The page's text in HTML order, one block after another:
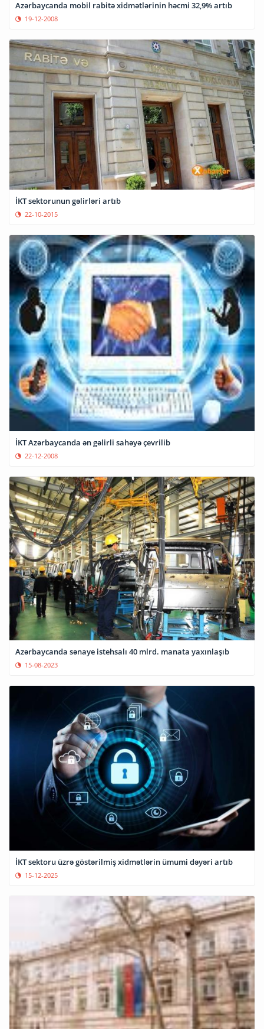
Azərbaycanda mobil rabitə xidmətlərinin həcmi 32,9% artıb
19-12-2008
İKT sektorunun gəlirləri artıb
22-10-2015
İKT Azərbaycanda ən gəlirli sahəyə çevrilib
22-12-2008
Azərbaycanda sənaye istehsalı 40 mlrd. manata yaxınlaşıb
15-08-2023
İKT sektoru üzrə göstərilmiş xidmətlərin ümumi dəyəri artıb
15-12-2025